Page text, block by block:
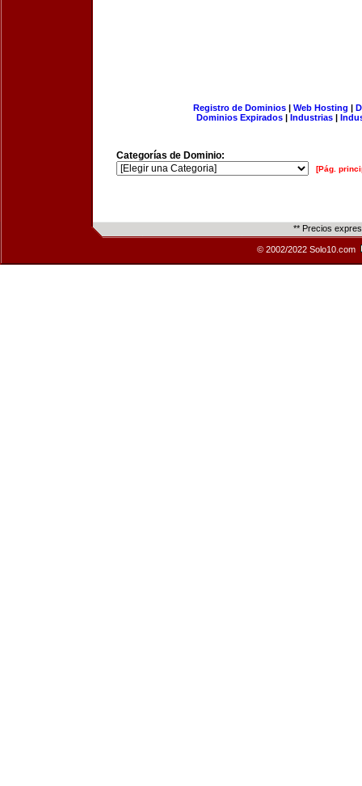
Registro de Dominios| Web Hosting |
Dominios Expirados | Industrias |
Categorías de Dominio:
[Pág.
** Precios
© 2002/2022 Solo10.com